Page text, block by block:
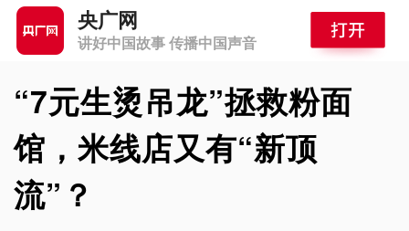
央广网
讲好中国故事 传播中国声音
“7元生烫吊龙”拯救粉面
馆，米线店又有“新顶
流”？